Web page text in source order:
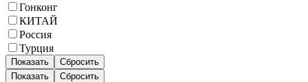
Гонконг
КИТАЙ
Россия
Турция
Показать
Сбросить
Показать
Сбросить